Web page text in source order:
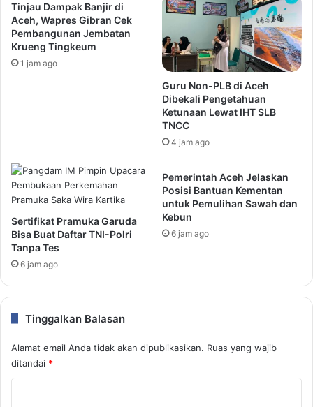
Tinjau Dampak Banjir di
Aceh, Wapres Gibran Cek
Pembangunan Jembatan
Krueng Tingkeum
1 jam ago
Guru Non-PLB di Aceh
Dibekali Pengetahuan
Ketunaan Lewat IHT SLB
TNCC
4 jam ago
Sertifikat Pramuka Garuda
Bisa Buat Daftar TNI-Polri
Tanpa Tes
6 jam ago
Pemerintah Aceh Jelaskan
Posisi Bantuan Kementan
untuk Pemulihan Sawah dan
Kebun
6 jam ago
Tinggalkan Balasan
Alamat email Anda tidak akan dipublikasikan. Ruas yang wajib
ditandai *